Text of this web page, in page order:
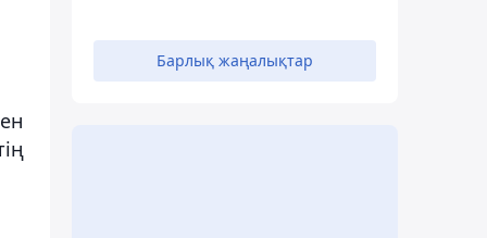
Барлық жаңалықтар